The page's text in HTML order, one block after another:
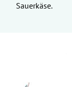
Sauerkäse.